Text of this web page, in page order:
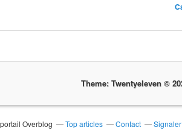
Theme: Twentyeleven ©
Overblog Top articles Contact